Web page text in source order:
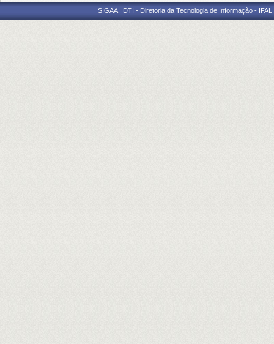
SIGAA | DTI - Diretoria da Tecnologia de Informação -